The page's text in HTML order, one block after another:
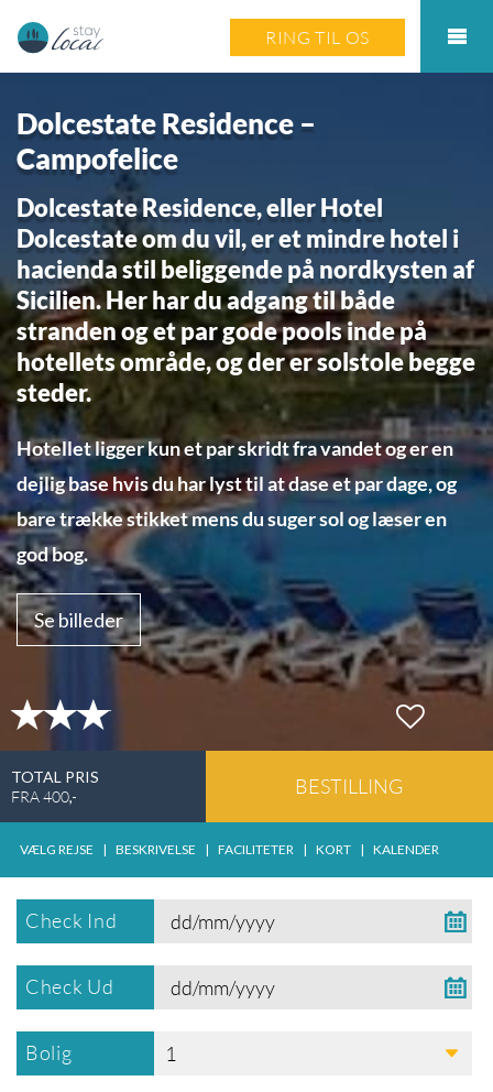
RING TIL OS
Dolcestate Residence –
Campofelice
Dolcestate Residence, eller Hotel
Dolcestate om du vil, er et mindre hotel i
hacienda stil beliggende på nordkysten af
Sicilien. Her har du adgang til både
stranden og et par gode pools inde på
hotellets område, og der er solstole begge
steder.
Hotellet ligger kun et par skridt fra vandet og er en
dejlig base hvis du har lyst til at dase et par dage, og
bare trække stikket mens du suger sol og læser en
god bog.
Se billeder
TOTAL PRIS
FRA400,- BESTILLING
VÆLG REJSE | BESKRIVELSE | FACILITETER | KORT | KALENDER
Check Ind
Check Ud
Bolig 1